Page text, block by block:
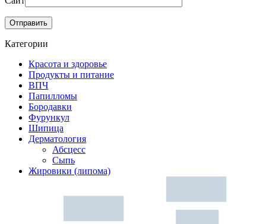
Категории
Красота и здоровье
Продукты и питание
ВПЧ
Папилломы
Бородавки
Фурункул
Шипица
Дерматология
Абсцесс
Сыпь
Жировики (липома)